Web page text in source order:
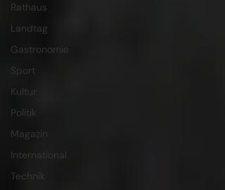
Rathaus
Landtag
Gastronomie
Sport
Kultur
Politik
Magazin
International
Technik